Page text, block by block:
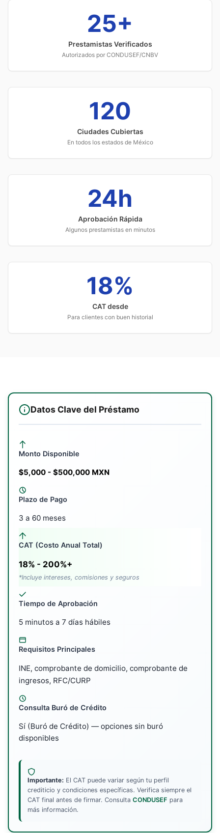
25+
Prestamistas Verificados
Autorizados por CONDUSEF/CNBV
120
Ciudades Cubiertas
En todos los estados de México
24h
Aprobación Rápida
Algunos prestamistas en minutos
18%
CAT desde
Para clientes con buen historial
Datos Clave del Préstamo
Monto Disponible
$5,000 - $500,000 MXN
Plazo de Pago
3 a 60 meses
CAT (Costo Anual Total)
18% - 200%+
*Incluye intereses, comisiones y seguros
Tiempo de Aprobación
5 minutos a 7 días hábiles
Requisitos Principales
INE, comprobante de domicilio, comprobante de
ingresos, RFC/CURP
Consulta Buró de Crédito
Sí (Buró de Crédito) — opciones sin buró
disponibles
Importante: El CAT puede variar según tu perfil
crediticio y condiciones específicas. Verifica siempre el
CAT final antes de firmar. Consulta CONDUSEF para
más información.